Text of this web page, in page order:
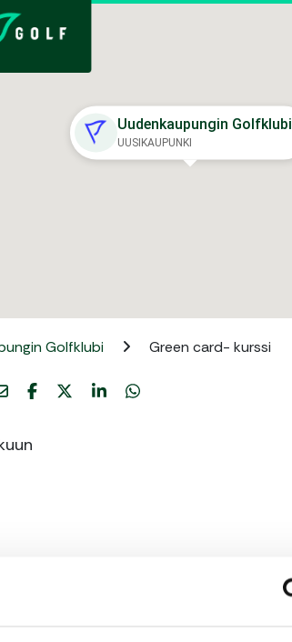
Uudenkaupungin Golfklubi
UUSIKAUPUNKI
Golfklubi Green card- kurssi